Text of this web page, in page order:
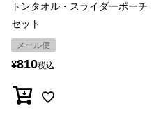
トンタオル・スライダーポーチ
セット
メール便
¥810税込